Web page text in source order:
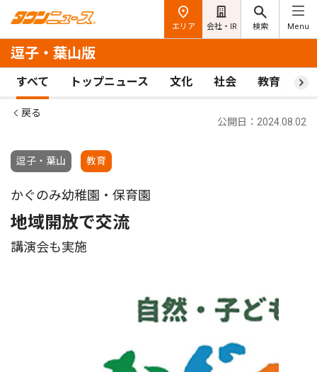
エリア 会社・IR 検索 Menu
逗子・葉山版
すべて トップニュース 文化 社会 教育 ス
戻る
逗子・葉山 教育
公開日：2024.08.02
かぐのみ幼稚園・保育園
地域開放で交流
講演会も実施